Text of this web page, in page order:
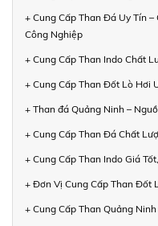
+ Cung Cấp Than Đá Uy Tín
Công Nghiệp
+ Cung Cấp Than Indo Chất
+ Cung Cấp Than Đốt Lò Hơi
+ Than đá Quảng Ninh –
+ Cung Cấp Than Đá Chất
+ Cung Cấp Than Indo Giá
+ Đơn Vị Cung Cấp Than Đốt
+ Cung Cấp Than Quảng